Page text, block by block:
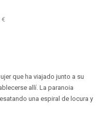
€
que ha viajado junto a su
allí. La paranoia
una espiral de locura y